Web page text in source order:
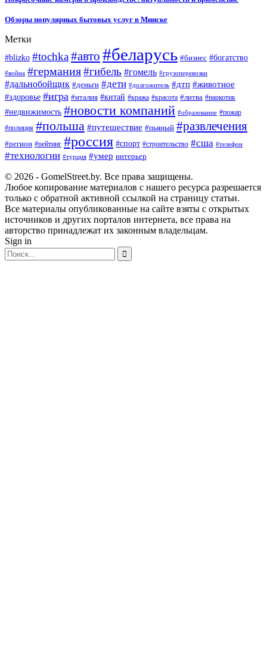
Обзоры популярных бытовых услуг в Минске
Метки
#blizko #tochka#авто #беларусь #бизнес #богатство
#война #германия#гибель #гомель #грузоперевозки
#дальнобойщик #деньги #дети #долгожитель #дтп #животное
#здоровье #игра #италия #китай #кража #красота #литва #наркотик
#недвижимость #новости компаний #образование #пожар
#полиция #польша #путешествие #пьяный #развлечения
#регион #рейтинг #россия #спорт #строительство #сша #телефон
#технологии #турция #умер интерьер
© 2026 - GomelStreet.by. Все права защищены.
Любое копирование материалов с нашего ресурса разрешается
только с обратной активной ссылкой на страницу статьи.
Все материалы опубликованные на сайте взяты с открытых
источников и других порталов интернета, все права на
авторство принадлежат их законным владельцам.
Sign in